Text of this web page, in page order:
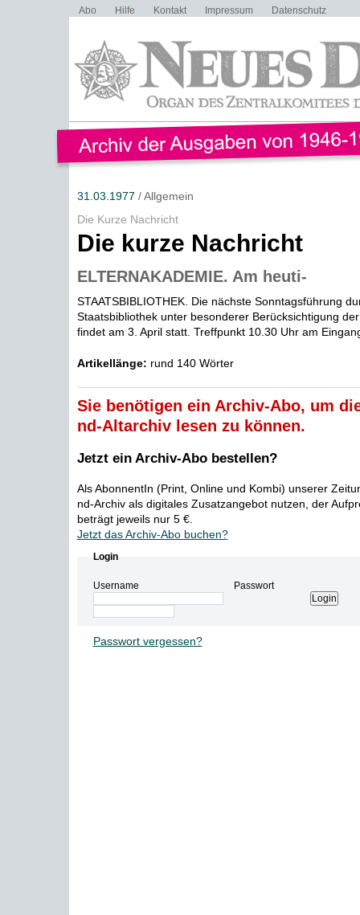
Abo Hilfe Kontakt Impressum Datenschutz
31.03.1977 / Allgemein
Die Kurze Nachricht
Die kurze Nachricht
ELTERNAKADEMIE. Am heuti-
STAATSBIBLIOTHEK. Die nächste Sonntagsführung
Staatsbibliothek unter besonderer Berücksichtigung
findet am 3. April statt. Treffpunkt 10.30 Uhr am
Artikellänge: rund 140 Wörter
Sie benötigen ein Archiv-Abo, um
nd-Altarchiv lesen zu können.
Jetzt ein Archiv-Abo bestellen?
Als AbonnentIn (Print, Online und Kombi) unserer
nd-Archiv als digitales Zusatzangebot nutzen, der
beträgt jeweils nur 5 €.
Jetzt das Archiv-Abo buchen?
Login
Username Passwort
Passwort vergessen?